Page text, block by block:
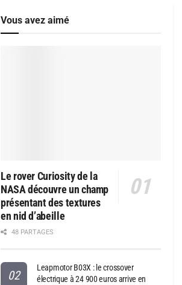
Vous avez aimé
Le rover Curiosity de la
NASA découvre un champ
présentant des textures
en nid d’abeille
48 PARTAGES
Leapmotor B03X : le crossover
électrique à 24 900 euros arrive en